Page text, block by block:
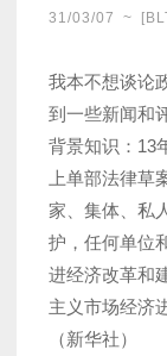
31/03/07 ~
我本不想谈论
到一些新闻和
背景知识：13
上单部法律草
家、集体、私
护，任何单位
进经济改革和
主义市场经济
（新华社）